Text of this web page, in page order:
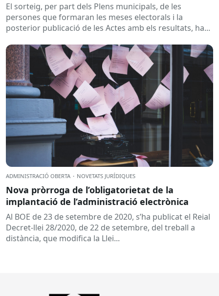
El sorteig, per part dels Plens municipals, de les
persones que formaran les meses electorals i la
posterior publicació de les Actes amb els resultats, ha...
ADMINISTRACIÓ OBERTA · NOVETATS JURÍDIQUES
Nova pròrroga de l’obligatorietat de la
implantació de l’administració electrònica
Al BOE de 23 de setembre de 2020, s’ha publicat el Reial
Decret-llei 28/2020, de 22 de setembre, del treball a
distància, que modifica la Llei...